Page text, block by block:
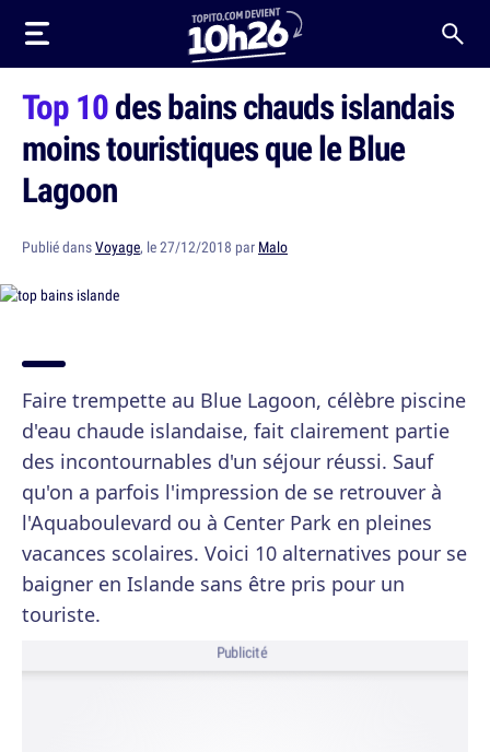
Top 10des bains chauds islandais
moins touristiques que le Blue
Lagoon
Publié dansVoyage, le 27/12/2018 par Malo
Faire trempette au Blue Lagoon, célèbre piscine
d'eau chaude islandaise, fait clairement partie
des incontournables d'un séjour réussi. Sauf
qu'on a parfois l'impression de se retrouver à
l'Aquaboulevard ou à Center Park en pleines
vacances scolaires. Voici 10 alternatives pour se
baigner en Islande sans être pris pour un
touriste.
Publicité